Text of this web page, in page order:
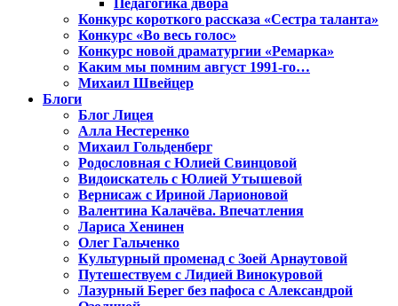
Педагогика двора
Конкурс короткого рассказа «Сестра таланта»
Конкурс «Во весь голос»
Конкурс новой драматургии «Ремарка»
Каким мы помним август 1991-го…
Михаил Швейцер
Блоги
Блог Лицея
Алла Нестеренко
Михаил Гольденберг
Родословная с Юлией Свинцовой
Видоискатель с Юлией Утышевой
Вернисаж с Ириной Ларионовой
Валентина Калачёва. Впечатления
Лариса Хенинен
Олег Гальченко
Культурный променад с Зоей Арнаутовой
Путешествуем с Лидией Винокуровой
Лазурный Берег без пафоса с Александрой